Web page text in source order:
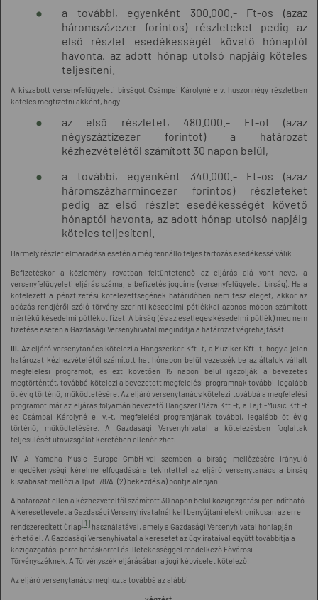
a további, egyenként 300.000.- Ft-os (azaz
háromszázezer forintos) részleteket pedig az
első részlet esedékességét követő hónaptól
havonta, az adott hónap utolsó napjáig köteles
teljesíteni.
A kiszabott versenyfelügyeleti bírságot Csámpai Károlyné e.v. huszonnégy részletben
köteles megfizetni akként, hogy
az első részletet, 480.000.- Ft-ot (azaz
négyszáztízezer forintot) a határozat
kézhezvételétől számított 30 napon belül,
a további, egyenként 340.000.- Ft-os (azaz
háromszázharmincezer forintos) részleteket
pedig az első részlet esedékességét követő
hónaptól havonta, az adott hónap utolsó napjáig
köteles teljesíteni.
Bármely részlet elmaradása esetén a még fennálló teljes tartozás esedékessé válik.
Befizetéskor a közlemény rovatban feltüntetendő az eljárás alá vont neve, a
versenyfelügyeleti eljárás száma, a befizetés jogcíme (versenyfelügyeleti bírság). Ha a
kötelezett a pénzfizetési kötelezettségének határidőben nem tesz eleget, akkor az
adózás rendjéről szóló törvény szerinti késedelmi pótlékkal azonos módon számított
mértékű késedelmi pótlékot fizet. A bírság (és az esetleges késedelmi pótlék) meg nem
fizetése esetén a Gazdasági Versenyhivatal megindítja a határozat végrehajtását.
III. Az eljáró versenytanács kötelezi a Hangszerker Kft.-t, a Muziker Kft.-t, hogy a jelen
határozat kézhezvételétől számított hat hónapon belül vezessék be az általuk vállalt
megfelelési programot, és ezt követően 15 napon belül igazolják a bevezetés
megtörténtét, továbbá kötelezi a bevezetett megfelelési programnak további, legalább
öt évig történő, működtetésére. Az eljáró versenytanács kötelezi továbbá a megfelelési
programot már az eljárás folyamán bevezető Hangszer Pláza Kft.-t, a Tajti-Music Kft.-t
és Csámpai Károlyné e. v.-t, megfelelési programjának további, legalább öt évig
történő, működtetésére. A Gazdasági Versenyhivatal a kötelezésben foglaltak
teljesülését utóvizsgálat keretében ellenőrizheti.
IV. A Yamaha Music Europe GmbH-val szemben a bírság mellőzésére irányuló
engedékenységi kérelme elfogadására tekintettel az eljáró versenytanács a bírság
kiszabását mellőzi a Tpvt. 78/A. (2) bekezdés a) pontja alapján.
A határozat ellen a kézhezvételtől számított 30 napon belül közigazgatási per indítható.
A keresetlevelet a Gazdasági Versenyhivatalnál kell benyújtani elektronikusan az erre
rendszeresített űrlap[1] használatával, amely a Gazdasági Versenyhivatal honlapján
érhető el. A Gazdasági Versenyhivatal a keresetet az ügy irataival együtt továbbítja a
közigazgatási perre hatáskörrel és illetékességgel rendelkező Fővárosi
Törvényszéknek. A Törvényszék eljárásában a jogi képviselet kötelező.
Az eljáró versenytanács meghozta továbbá az alábbi